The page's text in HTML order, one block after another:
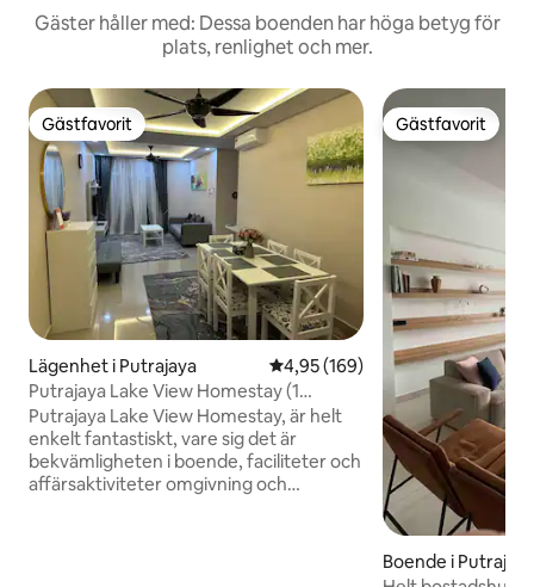
Gäster håller med: Dessa boenden har höga betyg för
plats, renlighet och mer.
Gästfavorit
Gästfavorit
Lägenhet i Putrajaya 4,95 av 5 i genomsnittligt
4,95 (169)
Putrajaya Lake View Homestay (1
parkeringsplats)
Putrajaya Lake View Homestay, är helt
enkelt fantastiskt, vare sig det är
bekvämligheten i boende, faciliteter och
affärsaktiviteter omgivning och
Gästfavorit
Gästfavorit
Boende i